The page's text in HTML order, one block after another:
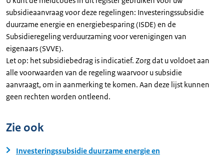
subsidieaanvraag voor deze regelingen: Investeringssubsidie
duurzame energie en energiebesparing (ISDE) en de
Subsidieregeling verduurzaming voor verenigingen van
eigenaars (SVVE).
Let op: het subsidiebedrag is indicatief. Zorg dat u voldoet aan
alle voorwaarden van de regeling waarvoor u subsidie
aanvraagt, om in aanmerking te komen. Aan deze lijst kunnen
geen rechten worden ontleend.
Zie ook
Investeringssubsidie duurzame energie en